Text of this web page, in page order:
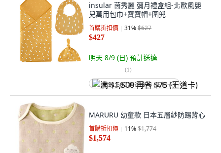
insular 茵秀麗 彌月禮盒組-北歐風嬰
兒萬用包巾+寶寶帽+圍兜
首購折扣價 31%$627
$427
明天 8/9 (日) 預計送達
(1)
满 $1,500 再省 $75 (王道卡)
MARURU 幼童款 日本五層紗防踢背心
首購折扣價 11%$1,774
$1,574